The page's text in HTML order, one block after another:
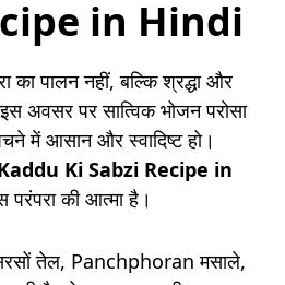
in Hindi
का पालन नहीं, बल्कि श्रद्धा और
अवसर पर सात्विक भोजन परोसा
में आसान और स्वादिष्ट हो।
Ki Sabzi Recipe in
परंपरा की आत्मा है।
तेल, Panchphoran मसाले,